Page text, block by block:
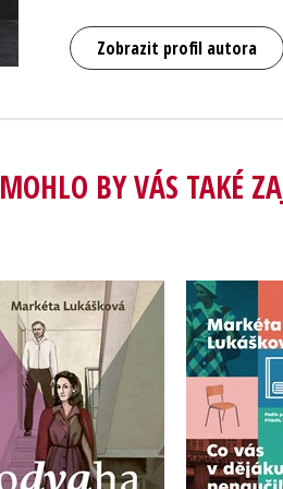
Zobrazit profil autora
MOHLO BY VÁS TAKÉ
Odvaha
Markéta Lukášková
Co